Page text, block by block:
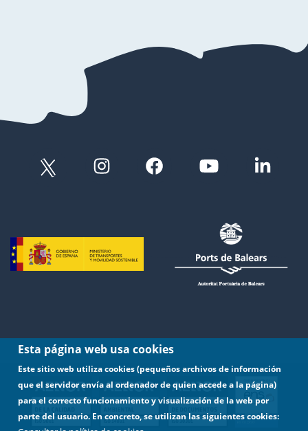
Esta página web usa cookies
Este sitio web utiliza cookies (pequeños archivos de información
que el servidor envía al ordenador de quien accede a la página)
para el correcto funcionamiento y visualización de la web por
parte del usuario. En concreto, se utilizan las siguientes cookies: